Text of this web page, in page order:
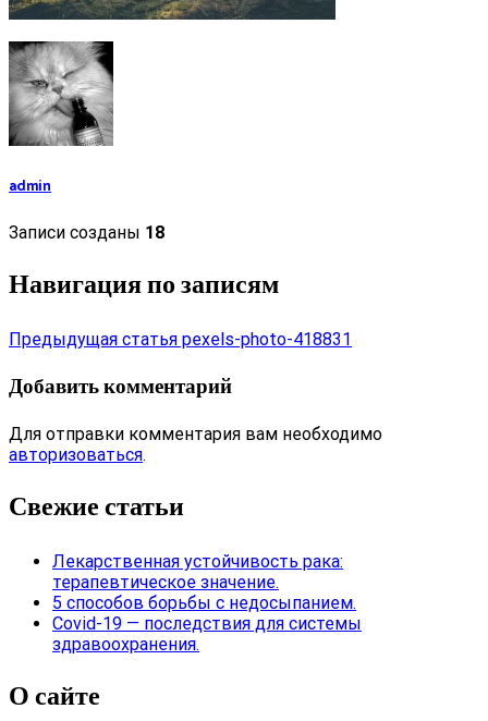
admin
Записи созданы 18
Навигация по записям
Предыдущая статья pexels-photo-418831
Добавить комментарий
Для отправки комментария вам необходимо
авторизоваться.
Свежие статьи
Лекарственная устойчивость рака:
терапевтическое значение.
5 способов борьбы с недосыпанием.
Covid-19 — последствия для системы
здравоохранения.
О сайте